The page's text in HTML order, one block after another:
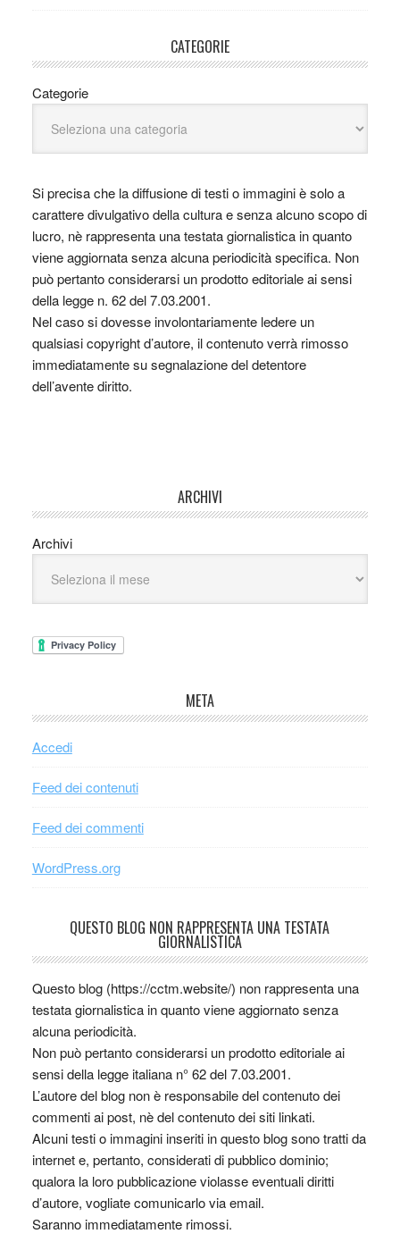
CATEGORIE
Categorie
Si precisa che la diffusione di testi o immagini è solo a
carattere divulgativo della cultura e senza alcuno scopo di
lucro, nè rappresenta una testata giornalistica in quanto
viene aggiornata senza alcuna periodicità specifica. Non
può pertanto considerarsi un prodotto editoriale ai sensi
della legge n. 62 del 7.03.2001.
Nel caso si dovesse involontariamente ledere un
qualsiasi copyright d’autore, il contenuto verrà rimosso
immediatamente su segnalazione del detentore
dell’avente diritto.
ARCHIVI
Archivi
META
Accedi
Feed dei contenuti
Feed dei commenti
WordPress.org
QUESTO BLOG NON RAPPRESENTA UNA TESTATA
GIORNALISTICA
Questo blog (https://cctm.website/) non rappresenta una
testata giornalistica in quanto viene aggiornato senza
alcuna periodicità.
Non può pertanto considerarsi un prodotto editoriale ai
sensi della legge italiana n° 62 del 7.03.2001.
L’autore del blog non è responsabile del contenuto dei
commenti ai post, nè del contenuto dei siti linkati.
Alcuni testi o immagini inseriti in questo blog sono tratti da
internet e, pertanto, considerati di pubblico dominio;
qualora la loro pubblicazione violasse eventuali diritti
d’autore, vogliate comunicarlo via email.
Saranno immediatamente rimossi.